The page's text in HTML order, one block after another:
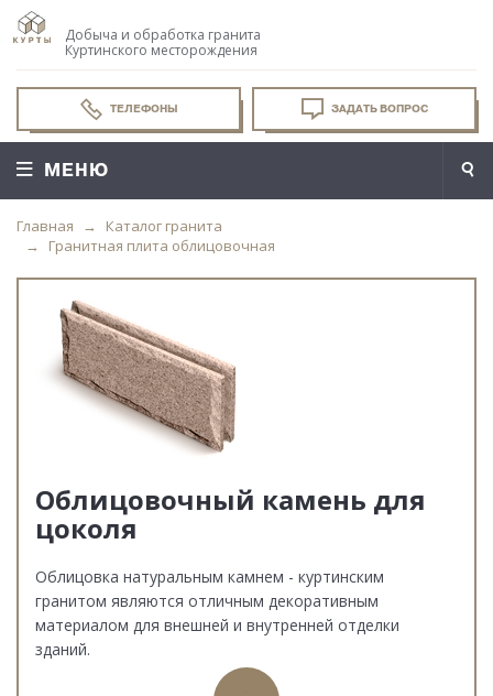
Добыча и обработка гранита
Куртинского месторождения
ТЕЛЕФОНЫ ЗАДАТЬ ВОПРОС
МЕНЮ
Главная
Каталог гранита
Гранитная плита облицовочная
Облицовочный камень для
цоколя
Облицовка натуральным камнем - куртинским
гранитом являются отличным декоративным
материалом для внешней и внутренней отделки
зданий.